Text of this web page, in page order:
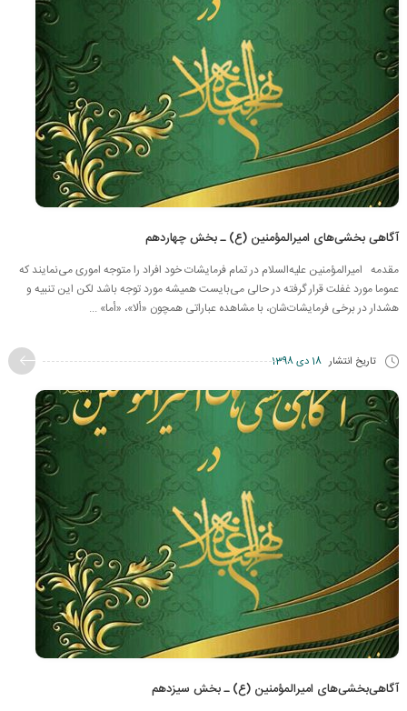
آگاهی بخشی‌های امیرالمؤمنین (ع) ـ بخش چهاردهم
مقدمه امیرالمؤمنین علیه‌السلام در تمام فرمایشات خود افراد را متوجه اموری می‌نمایند که
عموما مورد غفلت قرار گرفته در حالی می‌بایست همیشه مورد توجه باشد لکن این تنبیه و
هشدار در برخی فرمایشات‌شان، با مشاهده عباراتی همچون «ألا»، «أما» ...
تاریخ انتشار 18 دی 1398
آگاهی‌بخشی‌های امیرالمؤمنین (ع) ـ بخش سیزدهم